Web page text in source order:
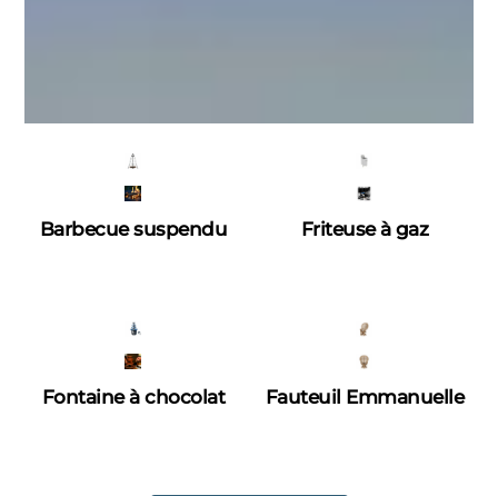
Barbecue suspendu Friteuse à gaz
Fontaine à chocolat Fauteuil Emmanuelle